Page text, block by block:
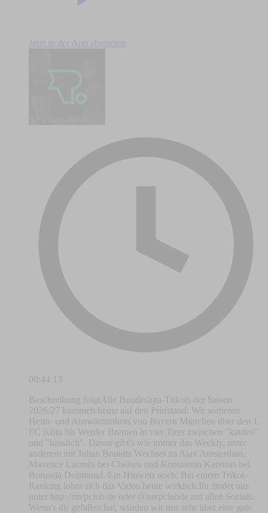
Jetzt in der App abspielen
00:44:13
Beschreibung folgtAlle Bundesliga-Trikots der Saison
2026/27 kommen heute auf den Prüfstand: Wir sortieren
Heim- und Auswärtstrikots von Bayern München über den 1.
FC Köln bis Werder Bremen in vier Tiers zwischen "kaufen"
und "hässlich". Davor gibt's wie immer das Weekly, unter
anderem mit Julian Brandts Wechsel zu Ajax Amsterdam,
Maxence Lacroix bei Chelsea und Konstantin Karetsas bei
Borussia Dortmund. Ein Hinweis noch: Bei einem Trikot-
Ranking lohnt sich das Video heute wirklich.Ihr findet uns
unter http://mvpclub.de oder @mvpclubde auf allen Socials.
Wenn's dir gefallen hat, würden wir uns sehr über eine gute